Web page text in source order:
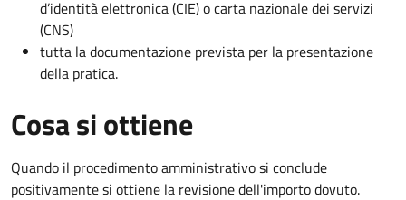
d’identità elettronica (CIE) o carta nazionale dei servizi
(CNS)
tutta la documentazione prevista per la presentazione
della pratica.
Cosa si ottiene
Quando il procedimento amministrativo si conclude
positivamente si ottiene la revisione dell'importo dovuto.